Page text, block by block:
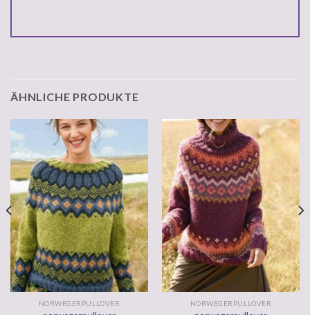
ÄHNLICHE PRODUKTE
NORWEGERPULLOVER NORWEGERPULLOVER